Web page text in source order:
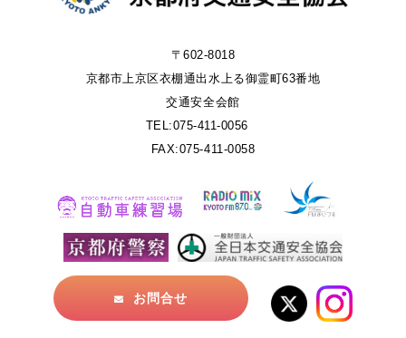
〒602-8018
京都市上京区衣棚通出水上る御霊町63番地
交通安全会館
TEL:075-411-0056
FAX:075-411-0058
お問合せ